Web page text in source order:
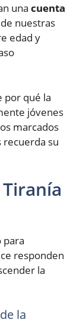
una cuenta
nuestras
edad y
por qué la
jóvenes
marcados
recuerda su
para
responden
la
la